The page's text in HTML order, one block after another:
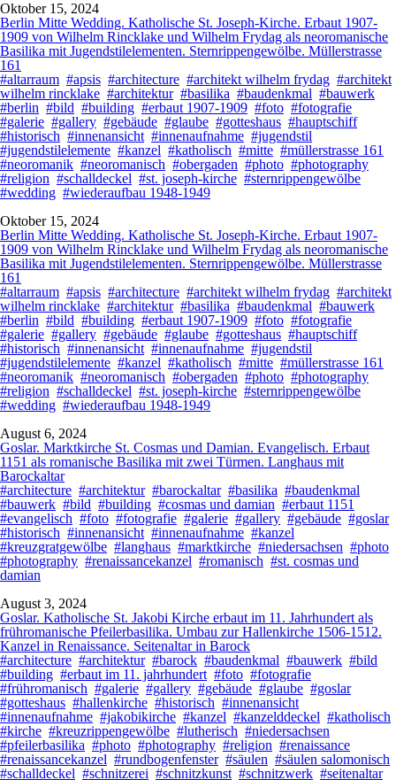
Oktober 15, 2024
Berlin Mitte Wedding. Katholische St. Joseph-Kirche. Erbaut 1907-
1909 von Wilhelm Rincklake und Wilhelm Frydag als neoromanische
Basilika mit Jugendstilelementen. Sternrippengewölbe. Müllerstrasse
161
#altarraum #apsis #architecture #architekt wilhelm frydag #architekt
wilhelm rincklake #architektur #basilika #baudenkmal #bauwerk
#berlin #bild #building #erbaut 1907-1909 #foto #fotografie
#galerie #gallery #gebäude #glaube #gotteshaus #hauptschiff
#historisch #innenansicht #innenaufnahme #jugendstil
#jugendstilelemente #kanzel #katholisch #mitte #müllerstrasse 161
#neoromanik #neoromanisch #obergaden #photo #photography
#religion #schalldeckel #st. joseph-kirche #sternrippengewölbe
#wedding #wiederaufbau 1948-1949
Oktober 15, 2024
Berlin Mitte Wedding. Katholische St. Joseph-Kirche. Erbaut 1907-
1909 von Wilhelm Rincklake und Wilhelm Frydag als neoromanische
Basilika mit Jugendstilelementen. Sternrippengewölbe. Müllerstrasse
161
#altarraum #apsis #architecture #architekt wilhelm frydag #architekt
wilhelm rincklake #architektur #basilika #baudenkmal #bauwerk
#berlin #bild #building #erbaut 1907-1909 #foto #fotografie
#galerie #gallery #gebäude #glaube #gotteshaus #hauptschiff
#historisch #innenansicht #innenaufnahme #jugendstil
#jugendstilelemente #kanzel #katholisch #mitte #müllerstrasse 161
#neoromanik #neoromanisch #obergaden #photo #photography
#religion #schalldeckel #st. joseph-kirche #sternrippengewölbe
#wedding #wiederaufbau 1948-1949
August 6, 2024
Goslar. Marktkirche St. Cosmas und Damian. Evangelisch. Erbaut
1151 als romanische Basilika mit zwei Türmen. Langhaus mit
Barockaltar
#architecture #architektur #barockaltar #basilika #baudenkmal
#bauwerk #bild #building #cosmas und damian #erbaut 1151
#evangelisch #foto #fotografie #galerie #gallery #gebäude #goslar
#historisch #innenansicht #innenaufnahme #kanzel
#kreuzgratgewölbe #langhaus #marktkirche #niedersachsen #photo
#photography #renaissancekanzel #romanisch #st. cosmas und
damian
August 3, 2024
Goslar. Katholische St. Jakobi Kirche erbaut im 11. Jahrhundert als
frühromanische Pfeilerbasilika. Umbau zur Hallenkirche 1506-1512.
Kanzel in Renaissance. Seitenaltar in Barock
#architecture #architektur #barock #baudenkmal #bauwerk #bild
#building #erbaut im 11. jahrhundert #foto #fotografie
#frühromanisch #galerie #gallery #gebäude #glaube #goslar
#gotteshaus #hallenkirche #historisch #innenansicht
#innenaufnahme #jakobikirche #kanzel #kanzelddeckel #katholisch
#kirche #kreuzrippengewölbe #lutherisch #niedersachsen
#pfeilerbasilika #photo #photography #religion #renaissance
#renaissancekanzel #rundbogenfenster #säulen #säulen salomonisch
#schalldeckel #schnitzerei #schnitzkunst #schnitzwerk #seitenaltar